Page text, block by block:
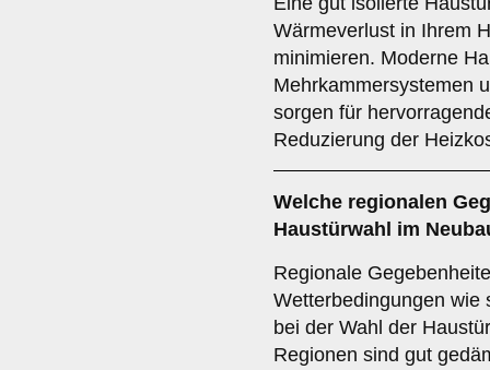
Wärmeverlust in Ihrem
minimieren. Moderne
Mehrkammersystemen
sorgen für
Reduzierung der
Welche regionalen
Haustürwahl im
Regionale
Wetterbedingungen wie
bei der Wahl der
Regionen sind gut